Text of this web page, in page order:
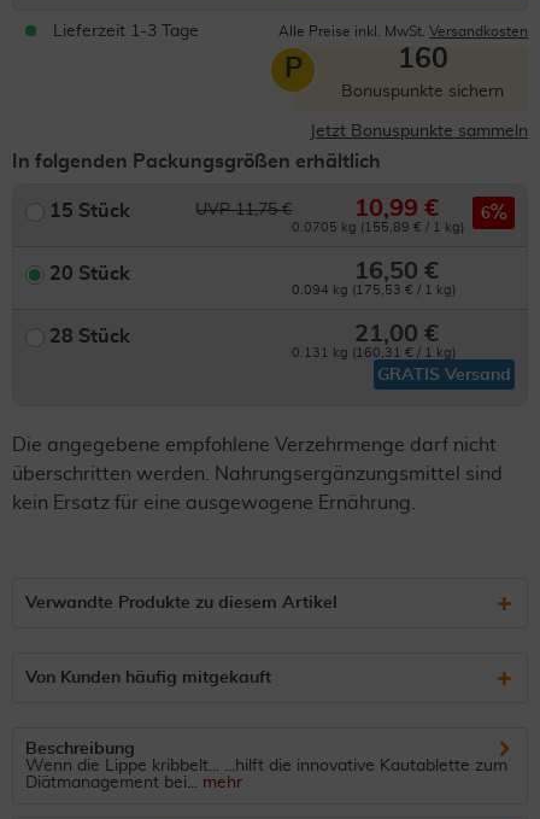
Lieferzeit 1-3 Tage Alle Preise inkl. MwSt. Versandkosten
P 160
Bonuspunkte sichern
Jetzt Bonuspunkte sammeln
In folgenden Packungsgrößen erhältlich
15 Stück UVP 11,75 € 10,99 €
0.0705 kg (155,89 € / 1 kg)
6
20 Stück 16,50 €
0.094 kg (175,53 € / 1 kg)
28 Stück 21,00 €
0.131 kg (160,31 € / 1 kg)
GRATIS Versand
Die angegebene empfohlene Verzehrmenge darf nicht
überschritten werden. Nahrungsergänzungsmittel sind
kein Ersatz für eine ausgewogene Ernährung.
Verwandte Produkte zu diesem Artikel
Von Kunden häufig mitgekauft
Beschreibung
Wenn die Lippe kribbelt... ...hilft die innovative Kautablette zum
Diätmanagement bei... mehr